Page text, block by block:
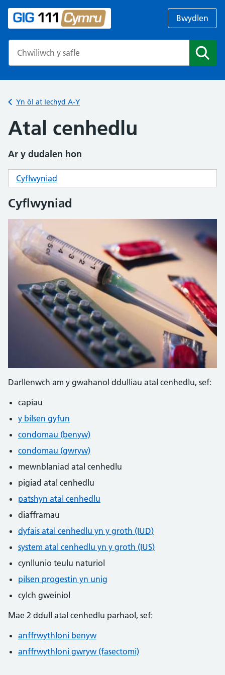
Bwydlen
Yn ôl at Iechyd A-Y
Atal cenhedlu
Ar y dudalen hon
Cyflwyniad
Cyflwyniad
Darllenwch am y gwahanol ddulliau atal cenhedlu, sef:
capiau
y bilsen gyfun
condomau (benyw)
condomau (gwryw)
mewnblaniad atal cenhedlu
pigiad atal cenhedlu
patshyn atal cenhedlu
diafframau
dyfais atal cenhedlu yn y groth (IUD)
system atal cenhedlu yn y groth (IUS)
cynllunio teulu naturiol
pilsen progestin yn unig
cylch gweiniol
Mae 2 ddull atal cenhedlu parhaol, sef:
anffrwythloni benyw
anffrwythloni gwryw (fasectomi)